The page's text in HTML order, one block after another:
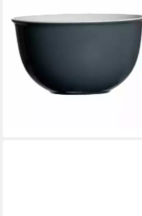
Ø 14 cm, Porzellan
18,85 €
lieferbar - in 2-3 Werktagen bei dir